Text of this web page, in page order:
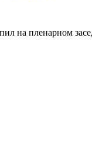
на пленарном